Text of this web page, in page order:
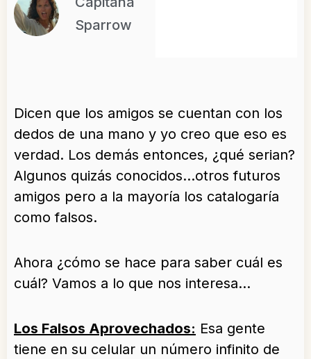
Sparrow
Dicen que los amigos se cuentan con los
dedos de una mano y yo creo que eso es
verdad. Los demás entonces, ¿qué serian?
Algunos quizás conocidos…otros futuros
amigos pero a la mayoría los catalogaría
como falsos.
Ahora ¿cómo se hace para saber cuál es
cuál? Vamos a lo que nos interesa…
Los Falsos Aprovechados: Esa gente
tiene en su celular un número infinito de